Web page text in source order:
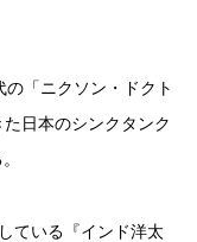
「ニクソン・ドクト
日本のシンクタンク
ている『インド洋太